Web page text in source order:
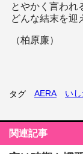
とやかく言われ
どんな結末を迎
（柏原廉）
タグ AERA い
関連記事